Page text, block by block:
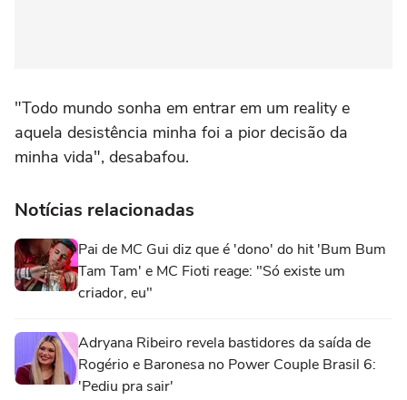
"Todo mundo sonha em entrar em um reality e
aquela desistência minha foi a pior decisão da
minha vida", desabafou.
Notícias relacionadas
Pai de MC Gui diz que é 'dono' do hit 'Bum Bum
Tam Tam' e MC Fioti reage: "Só existe um
criador, eu"
Adryana Ribeiro revela bastidores da saída de
Rogério e Baronesa no Power Couple Brasil 6:
'Pediu pra sair'